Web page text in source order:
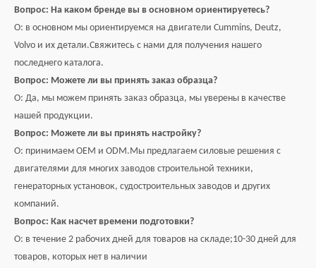
Вопрос: На каком бренде вы в основном ориентируетесь?
О: в основном мы ориентируемся на двигатели Cummins, Deutz,
Volvo и их детали.Свяжитесь с нами для получения нашего
последнего каталога.
Вопрос: Можете ли вы принять заказ образца?
О: Да, мы можем принять заказ образца, мы уверены в качестве
нашей продукции.
Вопрос: Можете ли вы принять настройку?
О: принимаем OEM и ODM.Мы предлагаем силовые решения с
двигателями для многих заводов строительной техники,
генераторных установок, судостроительных заводов и других
компаний.
Вопрос: Как насчет времени подготовки?
О: в течение 2 рабочих дней для товаров на складе;10-30 дней для
товаров, которых нет в наличии